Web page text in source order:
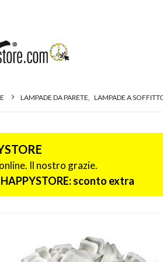
LAMPADE DA PARETE, LAMPADE A
Il nostro grazie.
sconto extra